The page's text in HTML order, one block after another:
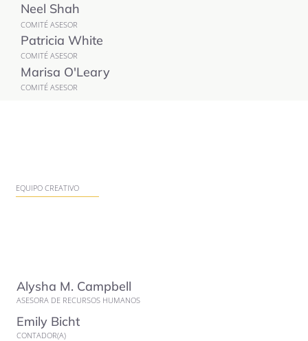
Neel Shah
COMITÉ ASESOR
Patricia White
COMITÉ ASESOR
Marisa O'Leary
COMITÉ ASESOR
EQUIPO CREATIVO
Alysha M. Campbell
ASESORA DE RECURSOS HUMANOS
Emily Bicht
CONTADOR(A)